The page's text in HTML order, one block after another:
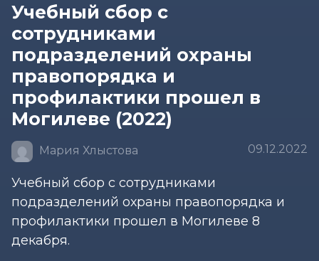
Учебный сбор с
сотрудниками
подразделений охраны
правопорядка и
профилактики прошел в
Могилеве (2022)
Мария Хлыстова 09.12.2022
Учебный сбор с сотрудниками
подразделений охраны правопорядка и
профилактики прошел в Могилеве 8
декабря.